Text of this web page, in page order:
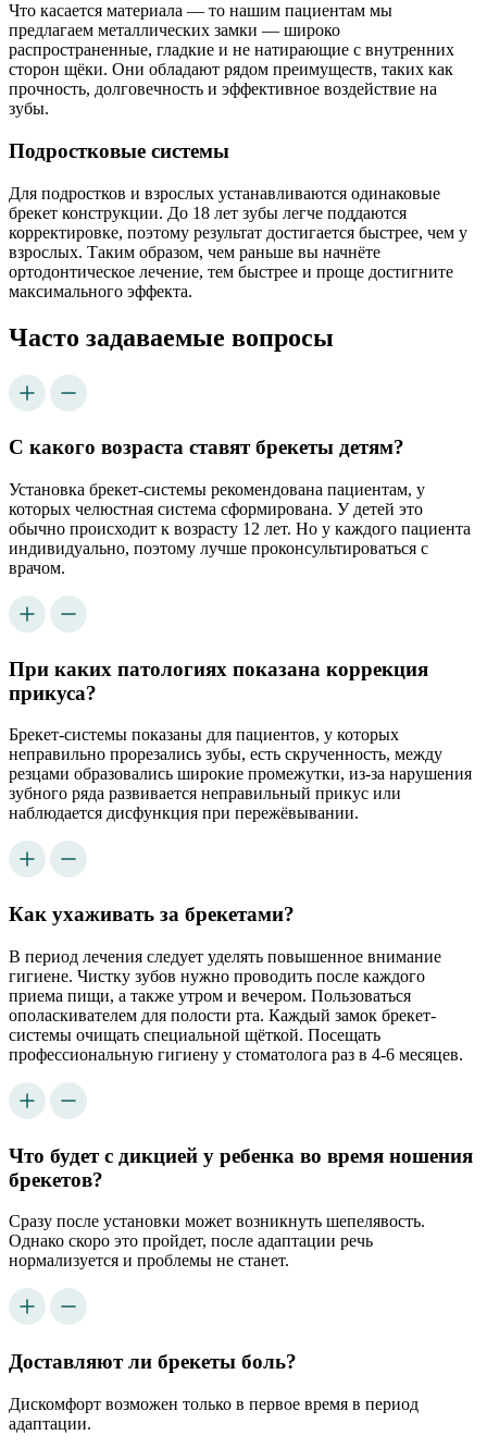
Что касается материала — то нашим пациентам мы
предлагаем металлических замки — широко
распространенные, гладкие и не натирающие с внутренних
сторон щёки. Они обладают рядом преимуществ, таких как
прочность, долговечность и эффективное воздействие на
зубы.
Подростковые системы
Для подростков и взрослых устанавливаются одинаковые
брекет конструкции. До 18 лет зубы легче поддаются
корректировке, поэтому результат достигается быстрее, чем у
взрослых. Таким образом, чем раньше вы начнёте
ортодонтическое лечение, тем быстрее и проще достигните
максимального эффекта.
Часто задаваемые вопросы
С какого возраста ставят брекеты детям?
Установка брекет-системы рекомендована пациентам, у
которых челюстная система сформирована. У детей это
обычно происходит к возрасту 12 лет. Но у каждого пациента
индивидуально, поэтому лучше проконсультироваться с
врачом.
При каких патологиях показана коррекция
прикуса?
Брекет-системы показаны для пациентов, у которых
неправильно прорезались зубы, есть скрученность, между
резцами образовались широкие промежутки, из-за нарушения
зубного ряда развивается неправильный прикус или
наблюдается дисфункция при пережёвывании.
Как ухаживать за брекетами?
В период лечения следует уделять повышенное внимание
гигиене. Чистку зубов нужно проводить после каждого
приема пищи, а также утром и вечером. Пользоваться
ополаскивателем для полости рта. Каждый замок брекет-
системы очищать специальной щёткой. Посещать
профессиональную гигиену у стоматолога раз в 4-6 месяцев.
Что будет с дикцией у ребенка во время ношения
брекетов?
Сразу после установки может возникнуть шепелявость.
Однако скоро это пройдет, после адаптации речь
нормализуется и проблемы не станет.
Доставляют ли брекеты боль?
Дискомфорт возможен только в первое время в период
адаптации.